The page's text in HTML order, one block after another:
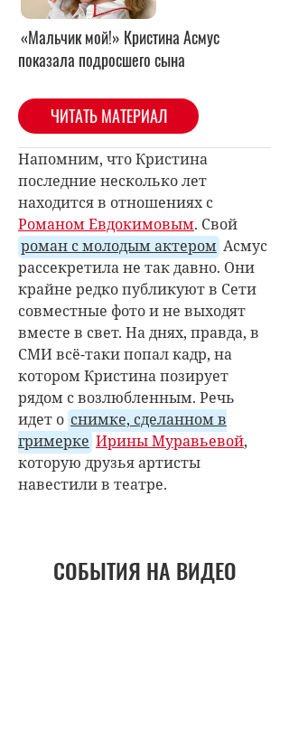
«Мальчик мой!» Кристина Асмус
показала подросшего сына
ЧИТАТЬ МАТЕРИАЛ
Напомним, что Кристина
последние несколько лет
находится в отношениях с
Романом Евдокимовым. Свой
роман с молодым актером Асмус
рассекретила не так давно. Они
крайне редко публикуют в Сети
совместные фото и не выходят
вместе в свет. На днях, правда, в
СМИ всё-таки попал кадр, на
котором Кристина позирует
рядом с возлюбленным. Речь
идет о снимке, сделанном в
гримерке Ирины Муравьевой,
которую друзья артисты
навестили в театре.
СОБЫТИЯ НА ВИДЕО